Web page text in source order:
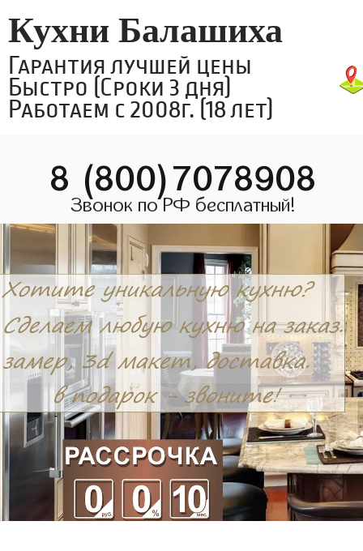
Кухни Балашиха
Гарантия лучшей цены
Быстро (Сроки 3 дня)
Работаем с 2008г. (18 лет)
8 (800)7078908
Звонок по РФ бесплатный!